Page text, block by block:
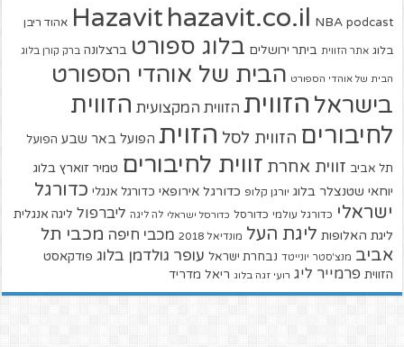
Hazavit hazavit.co.il NBA podcast אהוד ריבן
בלוג אתר הזווית ביתר ירושלים בלוג ספורט ברצלונה ברק קורן בלוג
הבית של אוהדי הספורט הבית של אוהדי הספורט
בישראל הזווית הזווית המקצועית הזווית
לחיבורים הזווית לסל הזוית הפועל באר שבע הפועל
תל אביב זווית אחרת זווית לחיבורים טמיר זוארץ בלוג
יוחאי שטנצלר בלוג יורגן קלופ כדורגל אירופאי כדורגל אנגלי כדורגל
ישראלי כדורגל עולמי כדורסל כדורסל ישראלי לה ליגה ליברפול ליגה אנגלית
ליגת האלופות ליגת העל מונדיאל 2018 מכבי חיפה מכבי תל
אביב מנצ'סטר יונייטד נבחרת ישראל עופר גולדמן בלוג פודקאסט
הזווית פרמייר ליג רועי זגה בלוג ריאל מדריד